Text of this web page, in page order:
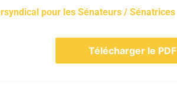
pour les Sénateurs / Sénatrices
Télécharger le PDF